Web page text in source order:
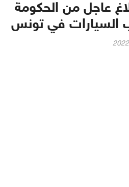
عاجل من الحكومة
السيارات في تونس